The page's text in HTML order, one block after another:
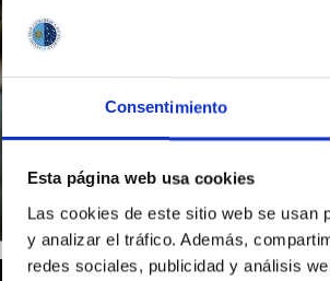
Consentimiento
Esta página web usa cookies
Las cookies de este sitio web se usan
y analizar el tráfico. Además,
redes sociales, publicidad y análisis